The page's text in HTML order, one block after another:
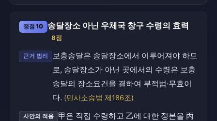
쟁점 10 송달장소 아닌 우체국 창구 수령의 효력
8점
근거 법리
보충송달은 송달장소에서 이루어져야 하므
로, 송달장소가 아닌 곳에서의 수령은 보충
송달의 장소요건을 결하여 부적법·무효이
다. (민사소송법 제186조)
사안의 적용
甲은 직접 수령하고 乙에 대한 정본을 丙